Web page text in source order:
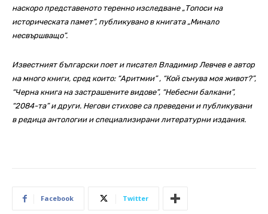
наскоро представеното теренно изследване „Топоси на
историческата памет”, публикувано в книгата „Минало
несвършващо”.
Известният български поет и писател Владимир Левчев е автор
на много книги, сред които: “Аритмии” , “Кой сънува моя живот?”,
“Черна книга на застрашените видове”, “Небесни балкани”,
“2084-та” и други. Негови стихове са преведени и публикувани
в редица антологии и специализирани литературни издания.
Facebook Twitter